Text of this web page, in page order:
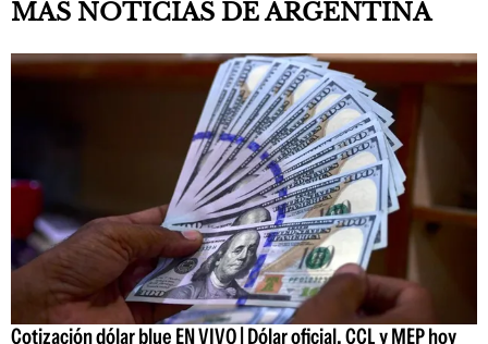
MÁS NOTICIAS DE ARGENTINA
Cotización dólar blue EN VIVO | Dólar oficial, CCL y MEP hoy